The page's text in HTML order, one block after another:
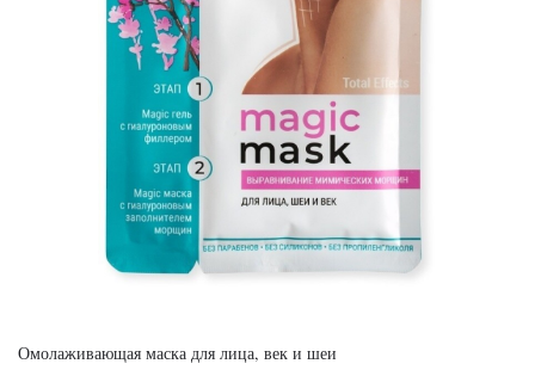
Омолаживающая маска для лица, век и шеи